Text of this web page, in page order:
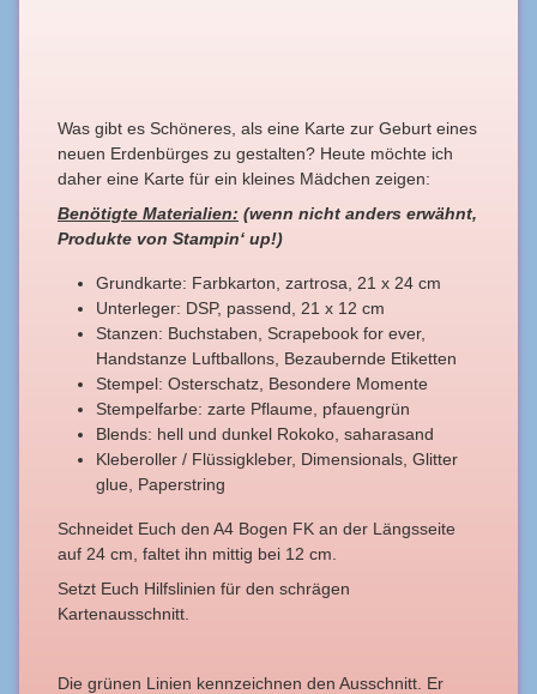
Was gibt es Schöneres, als eine Karte zur Geburt eines
neuen Erdenbürges zu gestalten? Heute möchte ich
daher eine Karte für ein kleines Mädchen zeigen:
Benötigte Materialien: (wenn nicht anders erwähnt,
Produkte von Stampin‘ up!)
Grundkarte: Farbkarton, zartrosa, 21 x 24 cm
Unterleger: DSP, passend, 21 x 12 cm
Stanzen: Buchstaben, Scrapebook for ever,
Handstanze Luftballons, Bezaubernde Etiketten
Stempel: Osterschatz, Besondere Momente
Stempelfarbe: zarte Pflaume, pfauengrün
Blends: hell und dunkel Rokoko, saharasand
Kleberoller / Flüssigkleber, Dimensionals, Glitter
glue, Paperstring
Schneidet Euch den A4 Bogen FK an der Längsseite
auf 24 cm, faltet ihn mittig bei 12 cm.
Setzt Euch Hilfslinien für den schrägen
Kartenausschnitt.
Die grünen Linien kennzeichnen den Ausschnitt. Er